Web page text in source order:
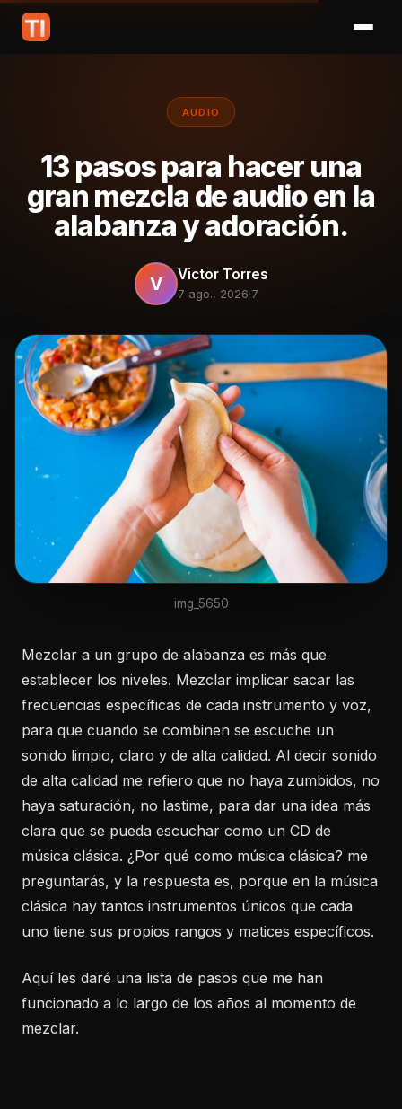
AUDIO
13 pasos para hacer una
gran mezcla de audio en la
alabanza y adoración.
V Victor Torres
7 ago., 2026·7
img_5650
Mezclar a un grupo de alabanza es más que
establecer los niveles. Mezclar implicar sacar las
frecuencias específicas de cada instrumento y voz,
para que cuando se combinen se escuche un
sonido limpio, claro y de alta calidad. Al decir sonido
de alta calidad me refiero que no haya zumbidos, no
haya saturación, no lastime, para dar una idea más
clara que se pueda escuchar como un CD de
música clásica. ¿Por qué como música clásica? me
preguntarás, y la respuesta es, porque en la música
clásica hay tantos instrumentos únicos que cada
uno tiene sus propios rangos y matices específicos.
Aquí les daré una lista de pasos que me han
funcionado a lo largo de los años al momento de
mezclar.